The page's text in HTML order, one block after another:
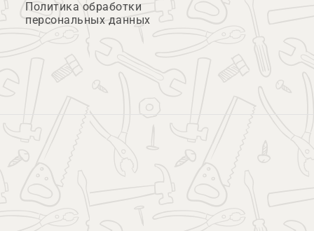
Политика обработки
персональных данных